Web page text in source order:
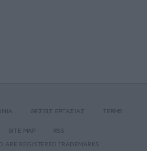
ΘΕΣΕΙΣ ΕΡΓΑΣΙΑΣ TERMS
SITE MAP
RSS
REGISTERED TRADEMARKS